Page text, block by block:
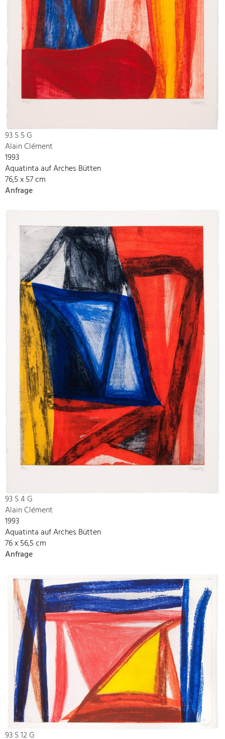
93 S 5 G
Alain Clément
1993
Aquatinta auf Arches Bütten
76,5 x 57 cm
Anfrage
93 S 4 G
Alain Clément
1993
Aquatinta auf Arches Bütten
76 x 56,5 cm
Anfrage
93 S 12 G